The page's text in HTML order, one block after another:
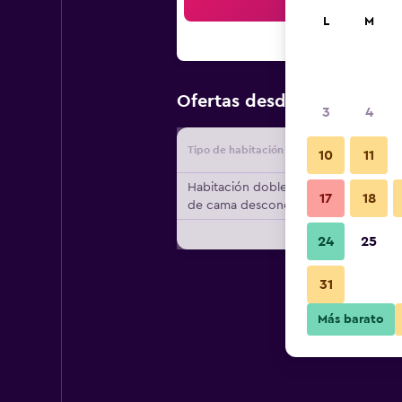
Ofertas desde Oferta
Tipo de habitación
Habitación doble, tipo
de cama desconocido
L M
3 4
10 11
17 18
24 25
31
Más barato